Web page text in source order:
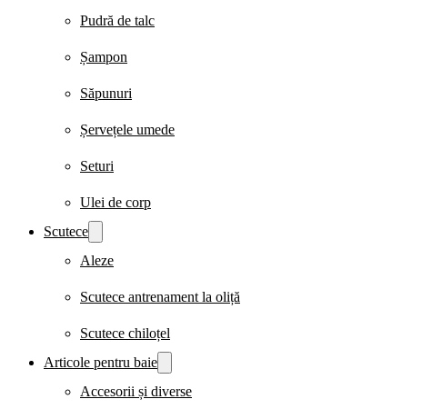
Pudră de talc
Șampon
Săpunuri
Șervețele umede
Seturi
Ulei de corp
Scutece
Aleze
Scutece antrenament la oliță
Scutece chiloțel
Articole pentru baie
Accesorii și diverse